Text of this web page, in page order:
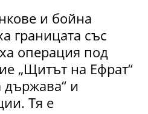
и бойна
границата със
операция под
„Щитът на Ефрат“
и
Тя е